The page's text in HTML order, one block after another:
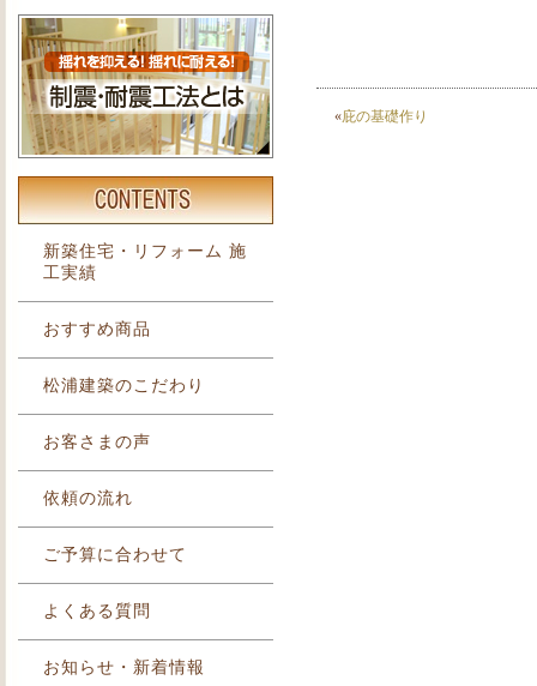
«庇の基礎作り
新築住宅・リフォーム 施
工実績
おすすめ商品
松浦建築のこだわり
お客さまの声
依頼の流れ
ご予算に合わせて
よくある質問
お知らせ・新着情報